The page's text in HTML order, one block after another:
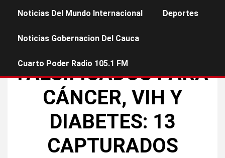
Noticias Del Mundo Internacional Deportes
Noticias Gobernacion Del Cauca
Cuarto Poder Radio 105.1 FM
FALSIFICADOS PARA
CÁNCER, VIH Y
DIABETES: 13
CAPTURADOS